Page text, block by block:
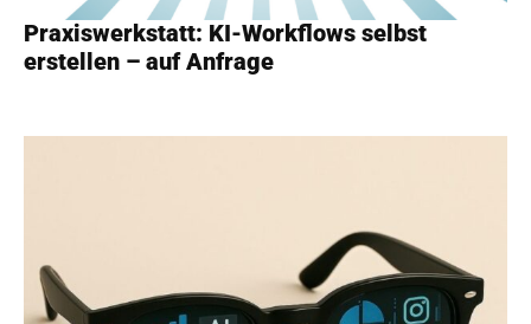
Praxiswerkstatt: KI-Workflows selbst
erstellen – auf Anfrage